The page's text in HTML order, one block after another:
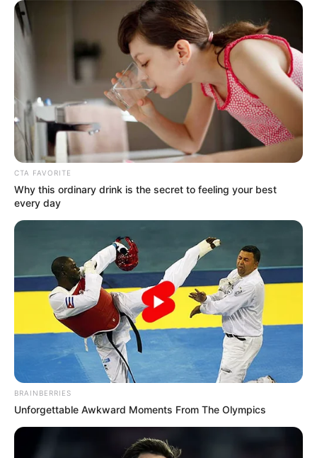
4x Stronger Than Viagra! This To Perform Better
MEDVI
Men 45+ Are Trying This To Perform Better
MEDVI
CTA FAVORITE
Why this ordinary drink is the secret to feeling your best
every day
BRAINBERRIES
Unforgettable Awkward Moments From The Olympics